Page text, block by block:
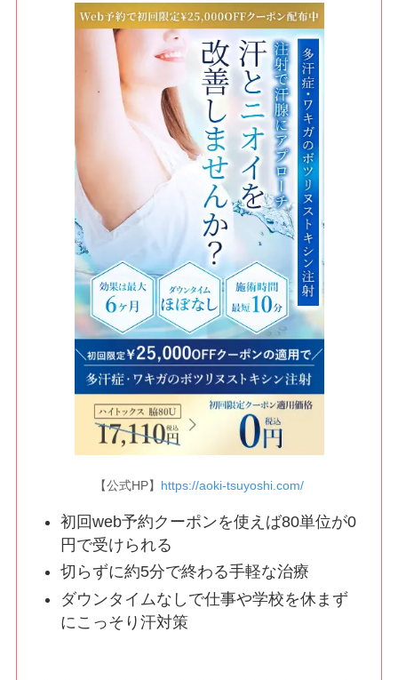
【公式HP】 https://aoki-tsuyoshi.com/
初回web予約クーポンを使えば80単位が0
円で受けられる
切らずに約5分で終わる手軽な治療
ダウンタイムなしで仕事や学校を休まず
にこっそり汗対策